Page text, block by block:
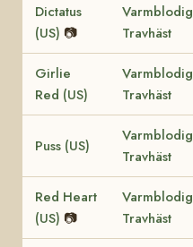
Dictatus
(US) 📷
Varmblodig
Travhäst
Girlie
Red (US)
Varmblodig
Travhäst
Puss (US)
Varmblodig
Travhäst
Red Heart
(US) 📷
Varmblodig
Travhäst